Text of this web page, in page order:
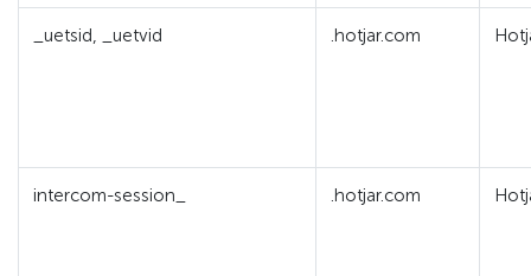
_uetsid, _uetvid .hotjar.com
intercom-session_ .hotjar.com